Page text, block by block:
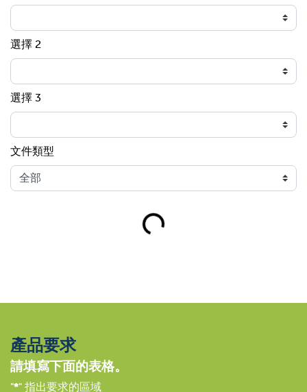
選擇 2
選擇 3
文件類型
Loading...
產品要求
請填寫下面的表格。
"*" 指出要求的區域